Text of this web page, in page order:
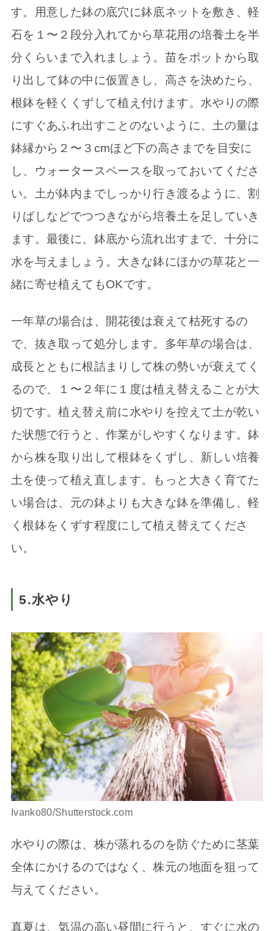
す。用意した鉢の底穴に鉢底ネットを敷き、軽
石を１〜２段分入れてから草花用の培養土を半
分くらいまで入れましょう。苗をポットから取
り出して鉢の中に仮置きし、高さを決めたら、
根鉢を軽くくずして植え付けます。水やりの際
にすぐあふれ出すことのないように、土の量は
鉢縁から２〜３cmほど下の高さまでを目安に
し、ウォータースペースを取っておいてくださ
い。土が鉢内までしっかり行き渡るように、割
りばしなどでつつきながら培養土を足していき
ます。最後に、鉢底から流れ出すまで、十分に
水を与えましょう。大きな鉢にほかの草花と一
緒に寄せ植えてもOKです。
一年草の場合は、開花後は衰えて枯死するの
で、抜き取って処分します。多年草の場合は、
成長とともに根詰まりして株の勢いが衰えてく
るので、１〜２年に１度は植え替えることが大
切です。植え替え前に水やりを控えて土が乾い
た状態で行うと、作業がしやすくなります。鉢
から株を取り出して根鉢をくずし、新しい培養
土を使って植え直します。もっと大きく育てた
い場合は、元の鉢よりも大きな鉢を準備し、軽
く根鉢をくずす程度にして植え替えてくださ
い。
5.水やり
Ivanko80/Shutterstock.com
水やりの際は、株が蒸れるのを防ぐために茎葉
全体にかけるのではなく、株元の地面を狙って
与えてください。
真夏は、気温の高い昼間に行うと、すぐに水の